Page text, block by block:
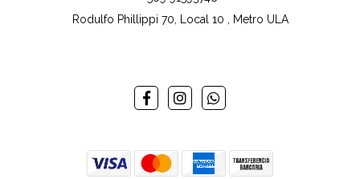
Rodulfo Phillippi 70, Local 10 , Metro ULA